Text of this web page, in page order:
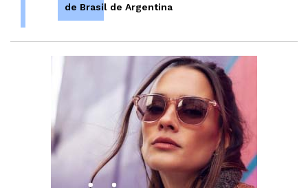
de Brasil de Argentina